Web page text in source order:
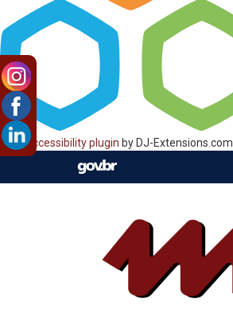
Web Accessibility plugin by DJ-Extensions.com